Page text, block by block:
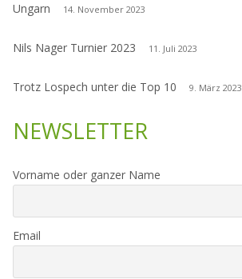
Ungarn
14. November 2023
Nils Nager Turnier 2023 11. Juli 2023
Trotz Lospech unter die Top 10 9. März 2023
NEWSLETTER
Vorname oder ganzer Name
Email